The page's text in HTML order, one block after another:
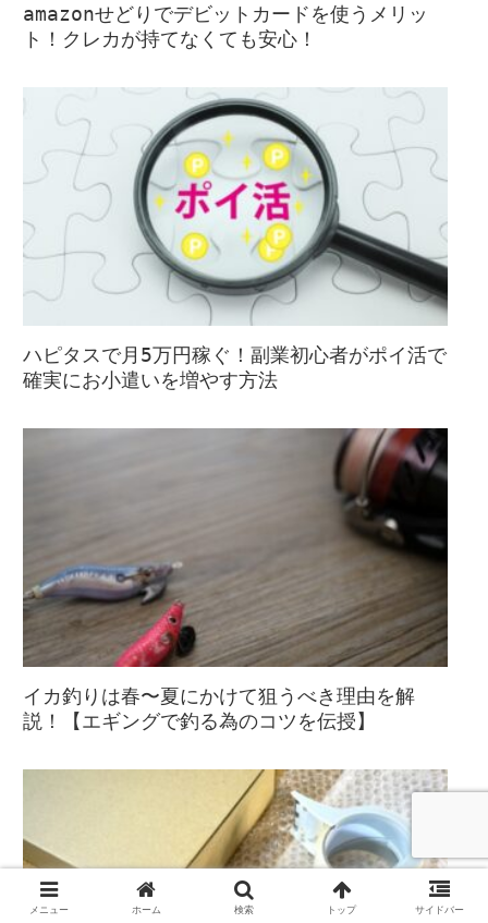
amazonせどりでデビットカードを使うメリッ
ト！クレカが持てなくても安心！
ハピタスで月5万円稼ぐ！副業初心者がポイ活で
確実にお小遣いを増やす方法
イカ釣りは春〜夏にかけて狙うべき理由を解
説！【エギングで釣る為のコツを伝授】
メニュー ホーム 検索 トップ サイドバー